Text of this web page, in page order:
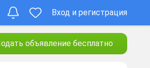
Вход и регистрация
объявление бесплатно